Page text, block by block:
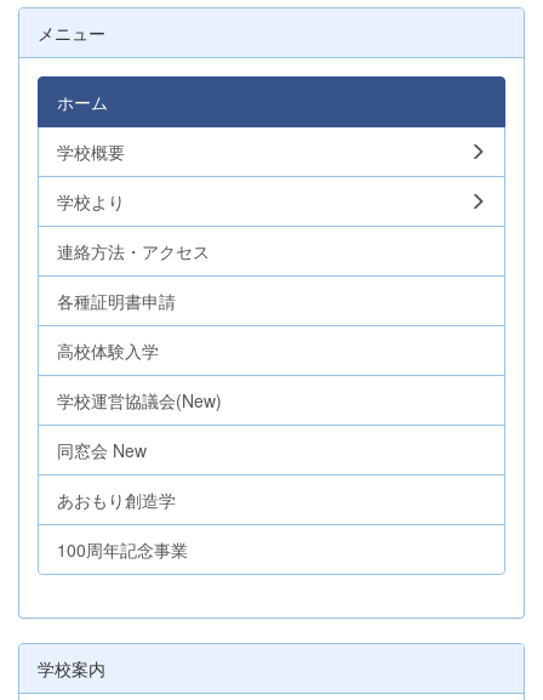
メニュー
ホーム
学校概要
学校より
連絡方法・アクセス
各種証明書申請
高校体験入学
学校運営協議会(New)
同窓会 New
あおもり創造学
100周年記念事業
学校案内